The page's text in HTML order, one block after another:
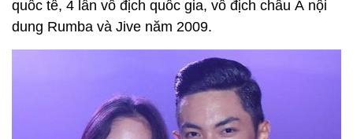
Phan Hiển giống hệt Chí Anh khi khoác trên người